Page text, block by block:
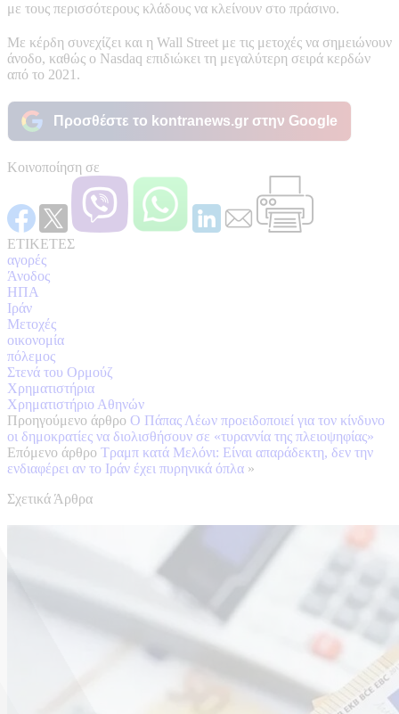
με τους περισσότερους κλάδους να κλείνουν στο πράσινο.
Με κέρδη συνεχίζει και η Wall Street με τις μετοχές να σημειώνουν
άνοδο, καθώς ο Nasdaq επιδιώκει τη μεγαλύτερη σειρά κερδών
από το 2021.
Προσθέστε το kontranews.gr στην Google
Κοινοποίηση σε
ΕΤΙΚΕΤΕΣ
αγορές
Άνοδος
ΗΠΑ
Ιράν
Μετοχές
οικονομία
πόλεμος
Στενά του Ορμούζ
Χρηματιστήρια
Χρηματιστήριο Αθηνών
Προηγούμενο άρθρο Ο Πάπας Λέων προειδοποιεί για τον κίνδυνο
οι δημοκρατίες να διολισθήσουν σε «τυραννία της πλειοψηφίας»
Επόμενο άρθρο Τραμπ κατά Μελόνι: Είναι απαράδεκτη, δεν την
ενδιαφέρει αν το Ιράν έχει πυρηνικά όπλα »
Σχετικά Άρθρα